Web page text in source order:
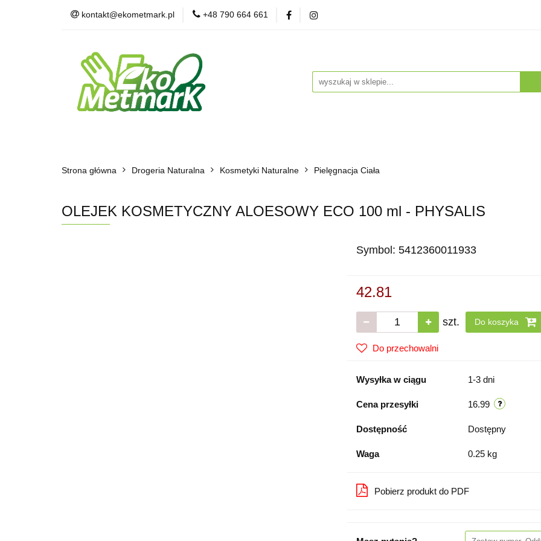
kontakt@ekometmark.pl +48 790 664 661
Dla Zwierząt BLOG POLECAMY BESTSELLERY
Żywność Ekologiczna Herbaty i Kawy
Witaminy i Suplementy
POLECAMY
Strona główna Drogeria Naturalna Kosmetyki Naturalne Pielęgnacja Ciała
OLEJEK KOSMETYCZNY ALOESOWY ECO 100 ml - PHYSALIS
Symbol: 5412360011933
42.81
szt. Do koszyka
Do przechowalni
Wysyłka w ciągu 1-3 dni
Cena przesyłki 16.99
Dostępność Dostępny
Waga 0.25 kg
Pobierz produkt do PDF